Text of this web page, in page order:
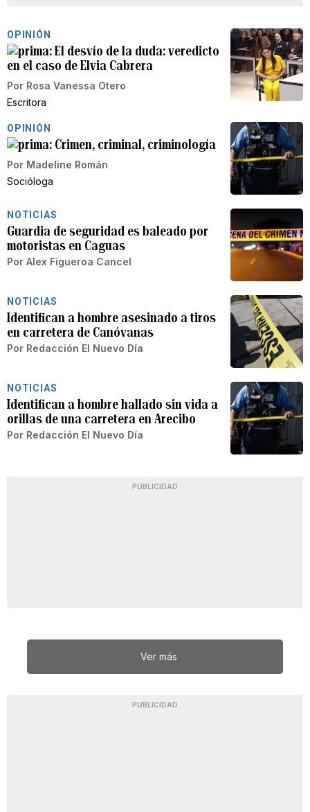
OPINIÓN
El desvío de la duda: veredicto
en el caso de Elvia Cabrera
Por Rosa Vanessa Otero
Escritora
OPINIÓN
Crimen, criminal, criminología
Por Madeline Román
Socióloga
NOTICIAS
Guardia de seguridad es baleado por
motoristas en Caguas
Por Alex Figueroa Cancel
NOTICIAS
Identifican a hombre asesinado a tiros
en carretera de Canóvanas
Por Redacción El Nuevo Día
NOTICIAS
Identifican a hombre hallado sin vida a
orillas de una carretera en Arecibo
Por Redacción El Nuevo Día
PUBLICIDAD
Ver más
PUBLICIDAD